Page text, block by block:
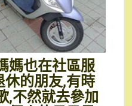
媽也在社區服
的朋友,有時
,不然就去參加